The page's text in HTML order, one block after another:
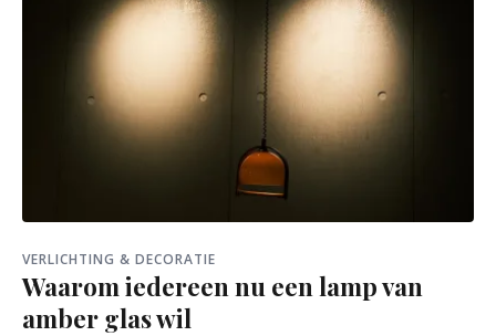
VERLICHTING & DECORATIE
Waarom iedereen nu een lamp van
amber glas wil